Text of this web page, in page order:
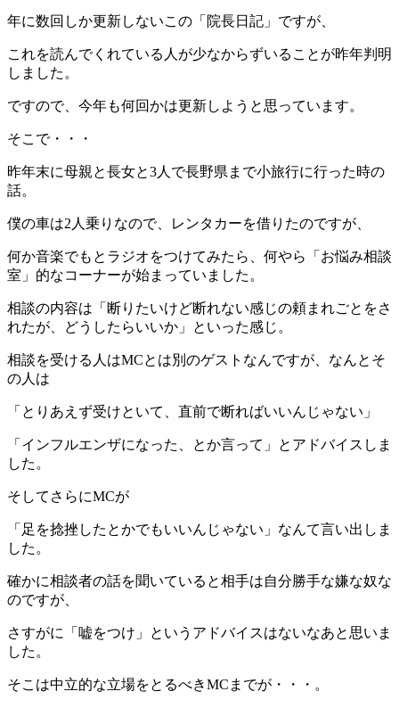
年に数回しか更新しないこの「院長日記」ですが、
これを読んでくれている人が少なからずいることが昨年判明
しました。
ですので、今年も何回かは更新しようと思っています。
そこで・・・
昨年末に母親と長女と3人で長野県まで小旅行に行った時の
話。
僕の車は2人乗りなので、レンタカーを借りたのですが、
何か音楽でもとラジオをつけてみたら、何やら「お悩み相談
室」的なコーナーが始まっていました。
相談の内容は「断りたいけど断れない感じの頼まれごとをさ
れたが、どうしたらいいか」といった感じ。
相談を受ける人はMCとは別のゲストなんですが、なんとそ
の人は
「とりあえず受けといて、直前で断ればいいんじゃない」
「インフルエンザになった、とか言って」とアドバイスしま
した。
そしてさらにMCが
「足を捻挫したとかでもいいんじゃない」なんて言い出しま
した。
確かに相談者の話を聞いていると相手は自分勝手な嫌な奴な
のですが、
さすがに「嘘をつけ」というアドバイスはないなあと思いま
した。
そこは中立的な立場をとるべきMCまでが・・・。